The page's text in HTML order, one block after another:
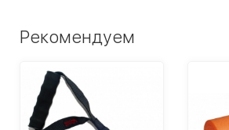
Рекомендуем